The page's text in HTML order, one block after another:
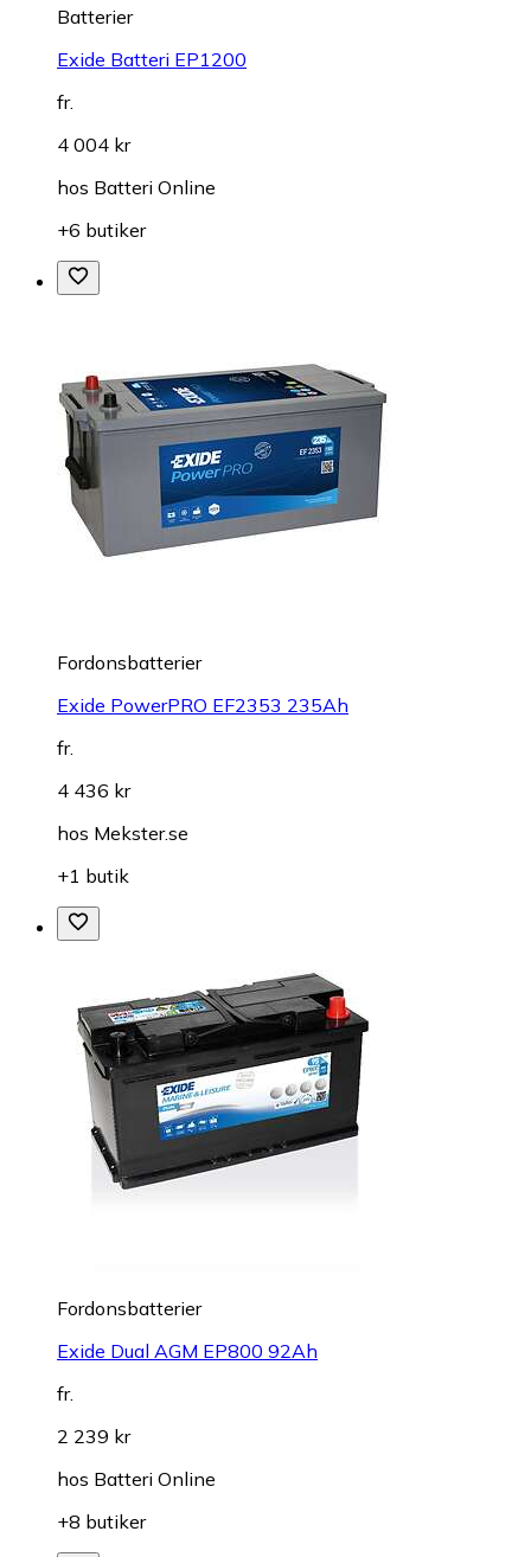
Batterier
Exide Batteri EP1200
fr.
4 004 kr
hos Batteri Online
+6 butiker
Fordonsbatterier
Exide PowerPRO EF2353 235Ah
fr.
4 436 kr
hos Mekster.se
+1 butik
Fordonsbatterier
Exide Dual AGM EP800 92Ah
fr.
2 239 kr
hos Batteri Online
+8 butiker